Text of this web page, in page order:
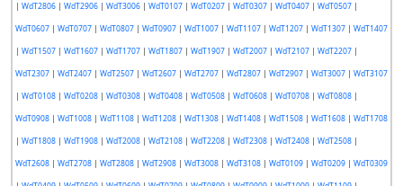
| WdT2806| WdT2906| WdT3006| WdT0107| WdT0207| WdT0307| WdT0407| WdT0507|
WdT0607| WdT0707| WdT0807| WdT0907| WdT1007| WdT1107| WdT1207| WdT1307| WdT1407
| WdT1507| WdT1607| WdT1707| WdT1807| WdT1907| WdT2007| WdT2107| WdT2207|
WdT2307| WdT2407| WdT2507| WdT2607| WdT2707| WdT2807| WdT2907| WdT3007| WdT3107
| WdT0108| WdT0208| WdT0308| WdT0408| WdT0508| WdT0608| WdT0708| WdT0808|
WdT0908| WdT1008| WdT1108| WdT1208| WdT1308| WdT1408| WdT1508| WdT1608| WdT1708
| WdT1808| WdT1908| WdT2008| WdT2108| WdT2208| WdT2308| WdT2408| WdT2508|
WdT2608| WdT2708| WdT2808| WdT2908| WdT3008| WdT3108| WdT0109| WdT0209| WdT0309